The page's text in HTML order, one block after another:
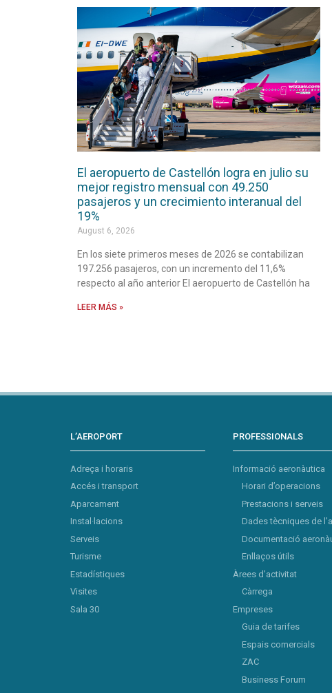
El aeropuerto de Castellón logra en julio su
mejor registro mensual con 49.250
pasajeros y un crecimiento interanual del
19%
August 6, 2026
En los siete primeros meses de 2026 se contabilizan
197.256 pasajeros, con un incremento del 11,6%
respecto al año anterior El aeropuerto de Castellón ha
LEER MÁS »
L’AEROPORT
Adreça i horaris
Accés i transport
Aparcament
Instal·lacions
Serveis
Turisme
Estadístiques
Visites
Sala 30
PROFESSIONALS
Informació aeronàutica
Horari d’operacions
Prestacions i serveis
Dades tècniques de
Documentació
Enllaços útils
Àrees d’activitat
Càrrega
Empreses
Guia de tarifes
Espais comercials
ZAC
Business Forum